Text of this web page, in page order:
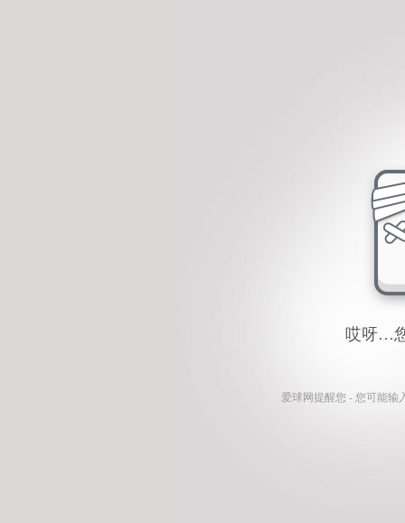
哎呀…
爱球网提醒您 - 您可能输